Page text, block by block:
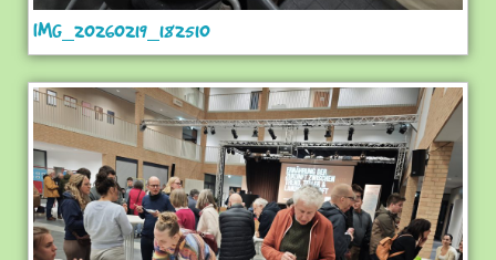
IMG_20260219_182510